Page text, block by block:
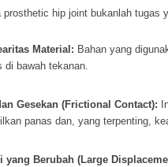
prosthetic hip joint bukanlah tugas
Material: Bahan yang
di bawah tekanan.
Gesekan (Frictional Contact):
panas dan, yang terpenting,
yang Berubah (Large